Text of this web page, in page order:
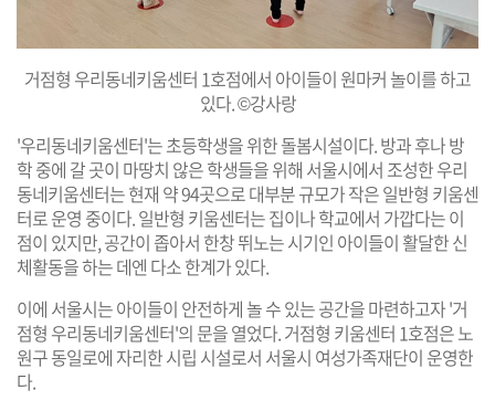
거점형 우리동네키움센터 1호점에서 아이들이 원마커 놀이를 하고
있다. ©강사랑
'우리동네키움센터'는 초등학생을 위한 돌봄시설이다. 방과 후나 방
학 중에 갈 곳이 마땅치 않은 학생들을 위해 서울시에서 조성한 우리
동네키움센터는 현재 약 94곳으로 대부분 규모가 작은 일반형 키움센
터로 운영 중이다. 일반형 키움센터는 집이나 학교에서 가깝다는 이
점이 있지만, 공간이 좁아서 한창 뛰노는 시기인 아이들이 활달한 신
체활동을 하는 데엔 다소 한계가 있다.
이에 서울시는 아이들이 안전하게 놀 수 있는 공간을 마련하고자 '거
점형 우리동네키움센터'의 문을 열었다. 거점형 키움센터 1호점은 노
원구 동일로에 자리한 시립 시설로서 서울시 여성가족재단이 운영한
다.